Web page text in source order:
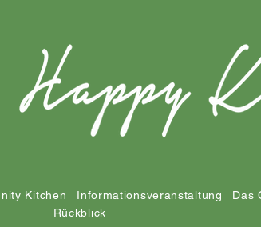
Kitchen Informationsveranstaltung Das
Rückblick